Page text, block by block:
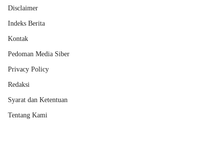
Disclaimer
Indeks Berita
Kontak
Pedoman Media Siber
Privacy Policy
Redaksi
Syarat dan Ketentuan
Tentang Kami